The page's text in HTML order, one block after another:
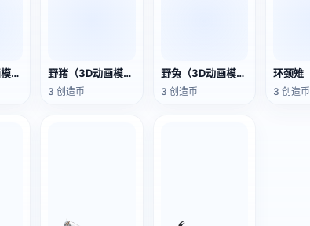
角马（3D动画模型） 野猪（3D动画模型）
3 创造币
野兔（3D动画模型）
3 创造币 3 创造币